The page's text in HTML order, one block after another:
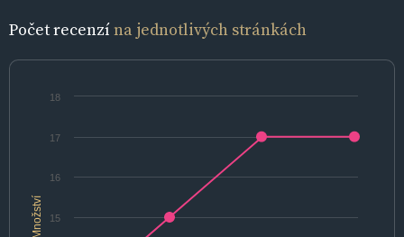
Počet recenzína jednotlivých stránkách
Množství 15
16
17
18